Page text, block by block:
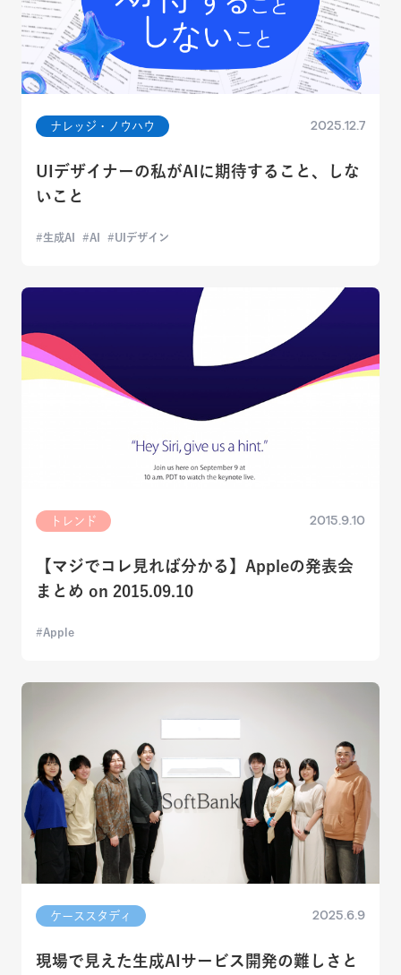
ナレッジ・ノウハウ 2025.12.7
UIデザイナーの私がAIに期待すること、しな
いこと
生成AI AI UIデザイン
トレンド 2015.9.10
【マジでコレ見れば分かる】Appleの発表会
まとめ on 2015.09.10
Apple
ケーススタディ 2025.6.9
現場で見えた生成AIサービス開発の難しさと